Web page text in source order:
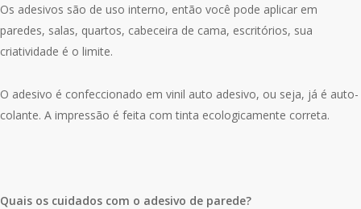
Os adesivos são de uso interno, então você pode aplicar em
paredes, salas, quartos, cabeceira de cama, escritórios, sua
criatividade é o limite.
O adesivo é confeccionado em vinil auto adesivo, ou seja, já é auto-
colante. A impressão é feita com tinta ecologicamente correta.
Quais os cuidados com o adesivo de parede?